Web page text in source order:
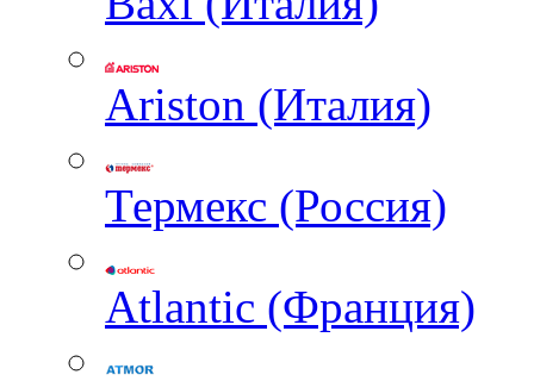
Ariston (Италия)
Термекс (Россия)
Atlantic (Франция)